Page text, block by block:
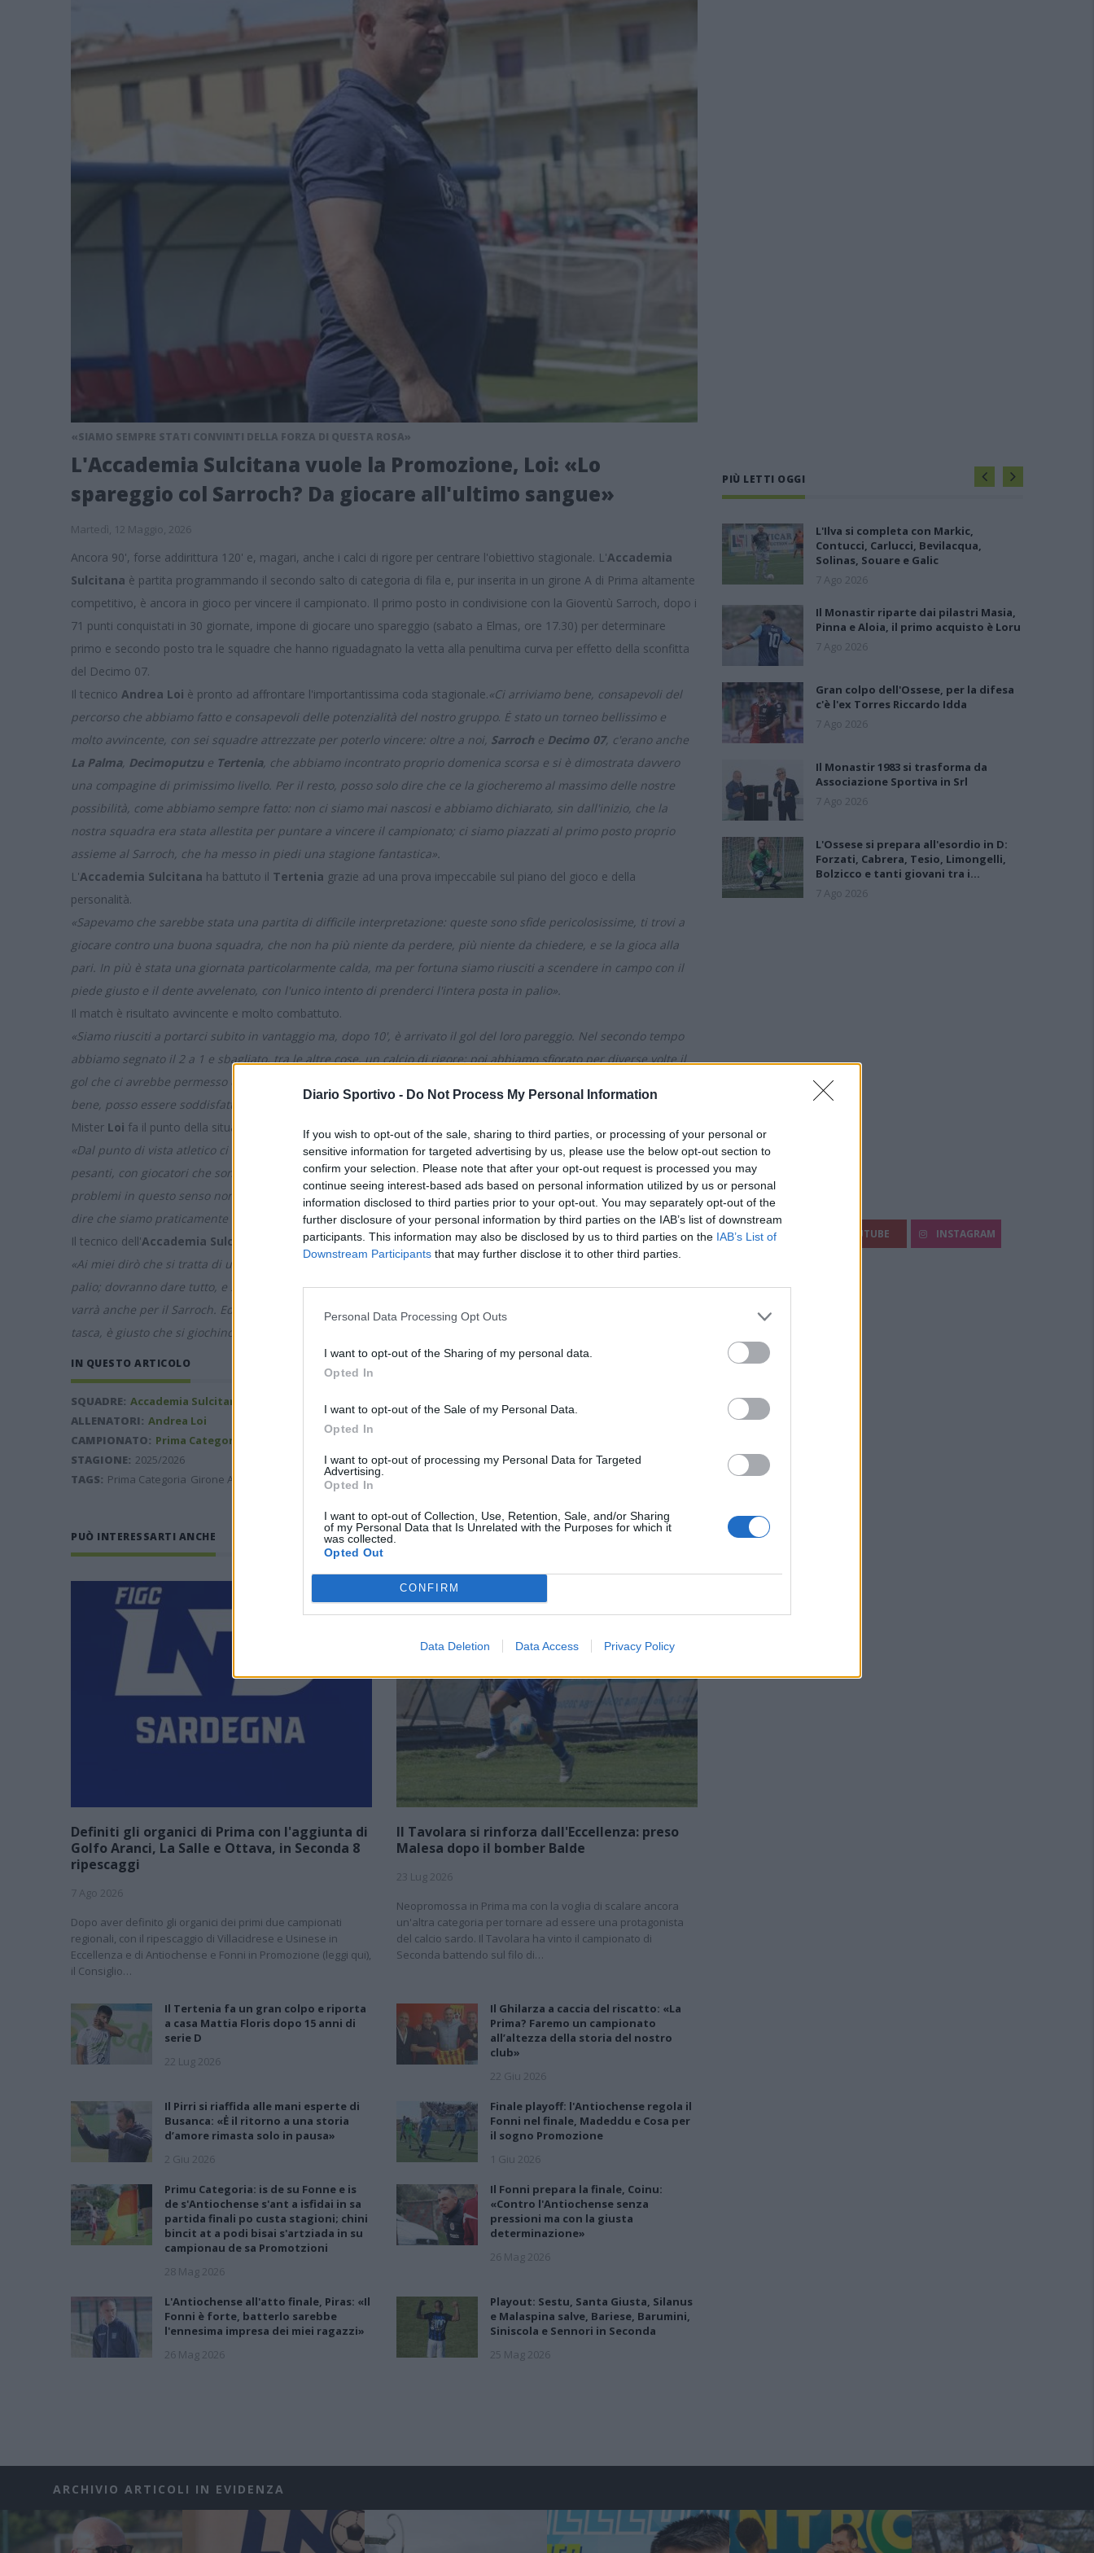
Diario Sportivo - Do Not Process My Personal Information
If you wish to opt-out of the sale, sharing to third parties, or processing of your personal or
sensitive information for targeted advertising by us, please use the below opt-out section to
confirm your selection. Please note that after your opt-out request is processed you may
continue seeing interest-based ads based on personal information utilized by us or personal
information disclosed to third parties prior to your opt-out. You may separately opt-out of the
further disclosure of your personal information by third parties on the IAB’s list of downstream
participants. This information may also be disclosed by us to third parties on the IAB’s List of
Downstream Participants that may further disclose it to other third parties.
Personal Data Processing Opt Outs
I want to opt-out of the Sharing of my personal data.
Opted In
I want to opt-out of the Sale of my Personal Data.
Opted In
I want to opt-out of processing my Personal Data for Targeted
Advertising.
Opted In
I want to opt-out of Collection, Use, Retention, Sale, and/or Sharing
of my Personal Data that Is Unrelated with the Purposes for which it
was collected.
Opted Out
CONFIRM
Data Deletion Data Access Privacy Policy
«SIAMO SEMPRE STATI CONVINTI DELLA FORZA DI QUESTA ROSA»
L'Accademia Sulcitana vuole la Promozione, Loi: «Lo
spareggio col Sarroch? Da giocare all'ultimo sangue»
Martedì, 12 Maggio, 2026
Ancora 90', forse addirittura 120' e, magari, anche i calci di rigore per centrare l'obiettivo stagionale. L'Accademia
Sulcitana è partita programmando il secondo salto di categoria di fila e, pur inserita in un girone A di Prima altamente
competitivo, è ancora in gioco per vincere il campionato. Il primo posto in condivisione con la Gioventù Sarroch, dopo i
71 punti conquistati in 30 giornate, impone di giocare uno spareggio (sabato a Elmas, ore 17.30) per determinare
primo e secondo posto tra le squadre che hanno riguadagnato la vetta alla penultima curva per effetto della sconfitta
del Decimo 07.
Il tecnico Andrea Loi è pronto ad affrontare l'importantissima coda stagionale.«Ci arriviamo bene, consapevoli del
percorso che abbiamo fatto e consapevoli delle potenzialità del nostro gruppo. Ė stato un torneo bellissimo e
molto avvincente, con sei squadre attrezzate per poterlo vincere: oltre a noi, Sarroch e Decimo 07, c'erano anche
La Palma, Decimoputzu e Tertenia, che abbiamo incontrato proprio domenica scorsa e si è dimostrata davvero
una compagine di primissimo livello. Per il resto, posso solo dire che ce la giocheremo al massimo delle nostre
possibilità, come abbiamo sempre fatto: non ci siamo mai nascosi e abbiamo dichiarato, sin dall'inizio, che la
nostra squadra era stata allestita per puntare a vincere il campionato; ci siamo piazzati al primo posto proprio
assieme al Sarroch, che ha messo in piedi una stagione fantastica».
L'Accademia Sulcitana ha battuto il Tertenia grazie ad una prova impeccabile sul piano del gioco e della
personalità.
«Sapevamo che sarebbe stata una partita di difficile interpretazione: queste sono sfide pericolosissime, ti trovi a
giocare contro una buona squadra, che non ha più niente da perdere, più niente da chiedere, e se la gioca alla
pari. In più è stata una giornata particolarmente calda, ma per fortuna siamo riusciti a scendere in campo con il
piede giusto e il dente avvelenato, con l'unico intento di prenderci l'intera posta in palio».
Il match è risultato avvincente e molto combattuto.
«Siamo riusciti a portarci subito in vantaggio ma, dopo 10', è arrivato il gol del loro pareggio. Nel secondo tempo
abbiamo segnato il 2 a 1 e sbagliato, tra le altre cose, un calcio di rigore; poi abbiamo sfiorato per diverse volte il
gol che ci avrebbe permesso di arrotondare il punteggio e chiudere virtualmente la contesa. Abbiamo giocato
bene, posso essere soddisfatto e fiducioso in vista del match con laGioventù Sarroch ».
Mister Loi fa il punto della situazione.
«Dal punto di vista atletico ci arriviamo bene, ma siamo reduci da tutta una serie di infortuni, anche piuttosto
pesanti, con giocatori che sono dovuti stare fuori anche per sei mesi, o per tutta la stagione. Durante l'anno i
problemi in questo senso non sono mancati sicuramente; adesso ho a disposizione quasi tutti gli effettivi, posso
dire che siamo praticamente quasi al completo, quindi possiamo ritenerci soddisfatti».
Il tecnico dell'Accademia Sulcitana
si concentra sulla gara che vale per una stagione intera.
«Ai miei dirò che si tratta di una partita che andrà giocata all'ultimo sangue, considerando l'altissima posta in
palio; dovranno dare tutto, e sono convinto che i miei ragazzi non sottovaluteranno l'impegno, ma la stessa cosa
varrà anche per il Sarroch. Ed è giusto così: se due squadre si piazzano al primo posto, alla pari, con 71 punti in
tasca, è giusto che si giochino la vittoria del campionato con uno spareggio e una partita secca».
IN QUESTO ARTICOLO
SQUADRE: Accademia Sulcitana
ALLENATORI: Andrea Loi
CAMPIONATO: Prima Categoria
STAGIONE: 2025/2026
TAGS: Prima Categoria Girone A
PUÒ INTERESSARTI ANCHE
Definiti gli organici di Prima con l'aggiunta di
Golfo Aranci, La Salle e Ottava, in Seconda 8
ripescaggi
7 Ago 2026
Dopo aver definito gli organici dei primi due campionati
regionali, con il ripescaggio di Villacidrese e Usinese in
Eccellenza e di Antiochense e Fonni in Promozione (leggi qui),
il Consiglio…
Il Tavolara si rinforza dall'Eccellenza: preso
Malesa dopo il bomber Balde
23 Lug 2026
Neopromossa in Prima ma con la voglia di scalare ancora
un'altra categoria per tornare ad essere una protagonista
del calcio sardo. Il Tavolara ha vinto il campionato di
Seconda battendo sul filo di…
Il Tertenia fa un gran colpo e riporta
a casa Mattia Floris dopo 15 anni di
serie D
22 Lug 2026
Il Ghilarza a caccia del riscatto: «La
Prima? Faremo un campionato
all’altezza della storia del nostro
club»
22 Giu 2026
Il Pirri si riaffida alle mani esperte di
Busanca: «Ė il ritorno a una storia
d’amore rimasta solo in pausa»
2 Giu 2026
Finale playoff: l'Antiochense regola il
Fonni nel finale, Madeddu e Cosa per
il sogno Promozione
1 Giu 2026
Primu Categoria: is de su Fonne e is
de s'Antiochense s'ant a isfidai in sa
partida finali po custa stagioni; chini
bincit at a podi bisai s'artziada in su
campionau de sa Promotzioni
28 Mag 2026
Il Fonni prepara la finale, Coinu:
«Contro l'Antiochense senza
pressioni ma con la giusta
determinazione»
26 Mag 2026
L'Antiochense all'atto finale, Piras: «Il
Fonni è forte, batterlo sarebbe
l'ennesima impresa dei miei ragazzi»
26 Mag 2026
Playout: Sestu, Santa Giusta, Silanus
e Malaspina salve, Bariese, Barumini,
Siniscola e Sennori in Seconda
25 Mag 2026
PIÙ LETTI OGGI
L'Ilva si completa con Markic,
Contucci, Carlucci, Bevilacqua,
Solinas, Souare e Galic
7 Ago 2026
Il Monastir riparte dai pilastri Masia,
Pinna e Aloia, il primo acquisto è Loru
7 Ago 2026
Gran colpo dell'Ossese, per la difesa
c'è l'ex Torres Riccardo Idda
7 Ago 2026
Il Monastir 1983 si trasforma da
Associazione Sportiva in Srl
7 Ago 2026
L'Ossese si prepara all'esordio in D:
Forzati, Cabrera, Tesio, Limongelli,
Bolzicco e tanti giovani tra i…
7 Ago 2026
Segui Diario Sportivo:
FACEBOOK YOUTUBE INSTAGRAM
ARCHIVIO ARTICOLI IN EVIDENZA